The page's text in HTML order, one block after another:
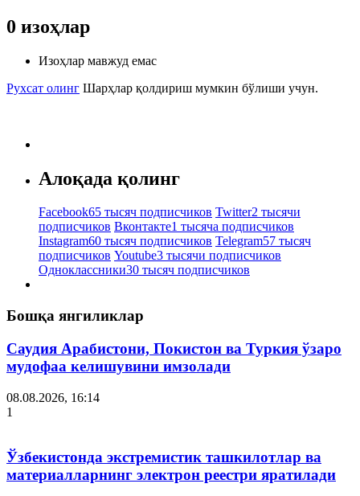
0 изоҳлар
Изоҳлар мавжуд емас
Рухсат олинг Шарҳлар қолдириш мумкин бўлиши учун.
Алоқада қолинг
Facebook65 тысяч подписчиков Twitter2 тысячи
подписчиков Вконтакте1 тысяча подписчиков
Instagram60 тысяч подписчиков Telegram57 тысяч
подписчиков Youtube3 тысячи подписчиков
Одноклассники30 тысяч подписчиков
Бошқа янгиликлар
Саудия Арабистони, Покистон ва Туркия ўзаро
мудофаа келишувини имзолади
08.08.2026, 16:14
1
Ўзбекистонда экстремистик ташкилотлар ва
материалларнинг электрон реестри яратилади